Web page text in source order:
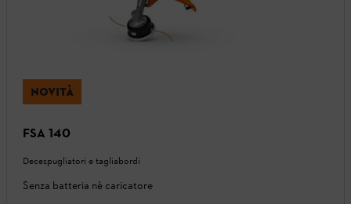
NOVITÀ
FSA 140
Decespugliatori e tagliabordi
Senza batteria nè caricatore